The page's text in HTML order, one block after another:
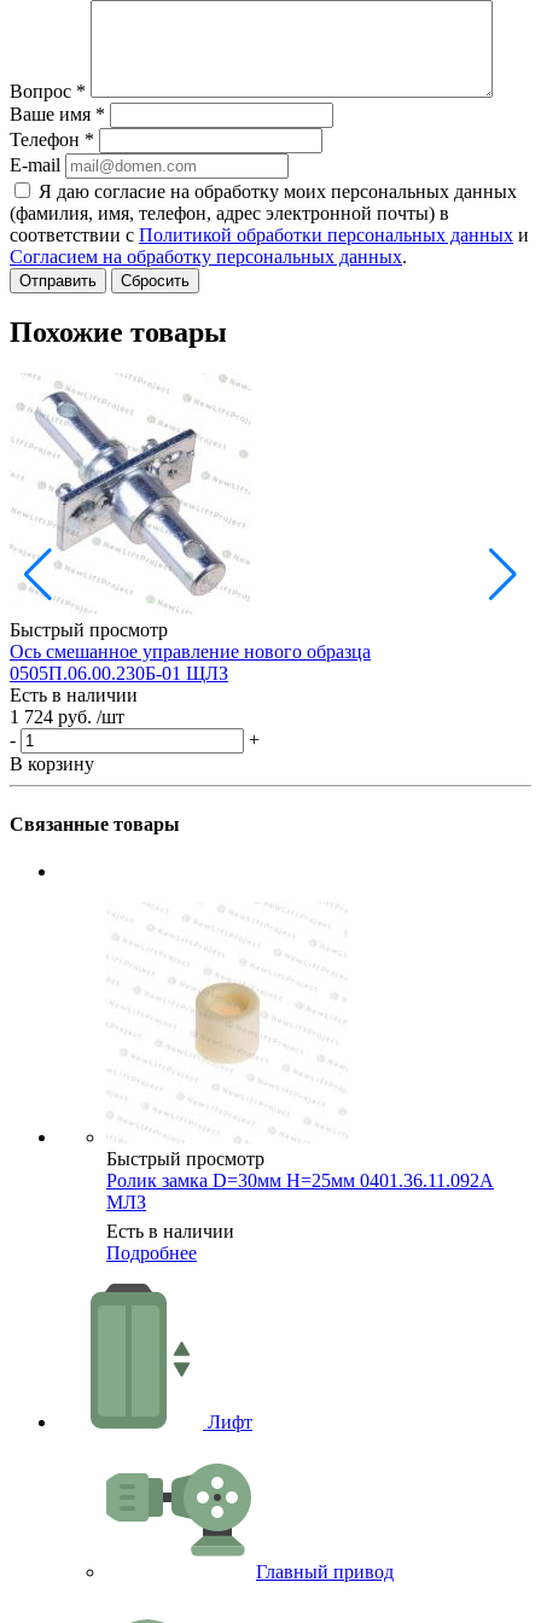
Вопрос *
Ваше имя *
Телефон *
E-mail
Я даю согласие на обработку моих персональных данных
(фамилия, имя, телефон, адрес электронной почты) в
соответствии с Политикой обработки персональных данных и
Согласием на обработку персональных данных.
Сбросить
Похожие товары
Быстрый просмотр
Ось смешанное управление нового образца
0505П.06.00.230Б-01 ЩЛЗ
Есть в наличии
1 724 руб. /шт
-
+
В корзину
Связанные товары
Быстрый просмотр
Ролик замка D=30мм H=25мм 0401.36.11.092А
МЛЗ
Есть в наличии
Подробнее
Лифт
Главный привод